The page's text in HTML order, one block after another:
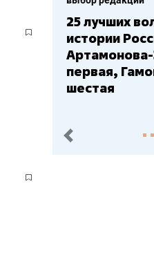
Бюджеты
– главный
Барс» –
Юлаев» –
пред.